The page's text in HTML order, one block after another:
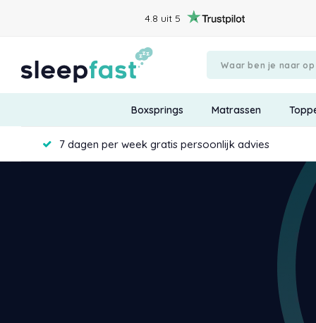
4.8 uit 5
Boxsprings Matrassen
7 dagen per week gratis persoonlijk advies